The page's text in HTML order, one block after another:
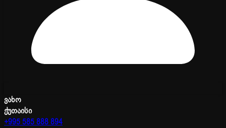
ვახო
ქუთაისი
+995 585 888 894